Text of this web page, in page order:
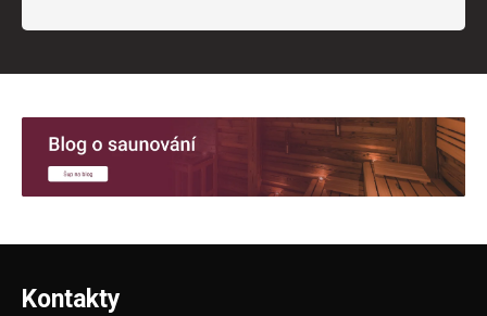
Kontakty